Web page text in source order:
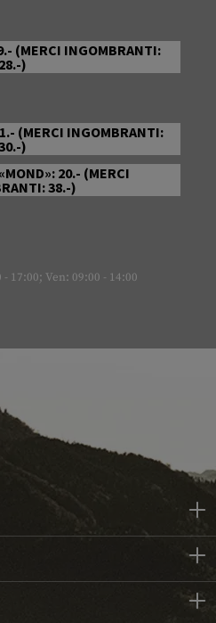
(MERCI INGOMBRANTI:
28.-)
(MERCI INGOMBRANTI:
)
20.- (MERCI
38.-)
17:00; Ven: 09:00 - 14:00